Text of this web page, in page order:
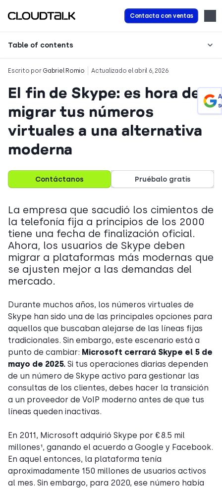
Contacta con ventas
Table of contents
Escrito por Gabriel Romio Actualizado el abril 6, 2026
El fin de Skype: es hora de
migrar tus números
virtuales a una alternativa
moderna
Contáctanos Pruébalo gratis
La empresa que sacudió los cimientos de
la telefonía fija a principios de los 2000
tiene una fecha de finalización oficial.
Ahora, los usuarios de Skype deben
migrar a plataformas más modernas que
se ajusten mejor a las demandas del
mercado.
Durante muchos años, los números virtuales de
Skype han sido una de las principales opciones para
aquellos que buscaban alejarse de las líneas fijas
tradicionales. Sin embargo, este escenario está a
punto de cambiar: Microsoft cerrará Skype el 5 de
mayo de 2025. Si tus operaciones diarias dependen
de un número de Skype activo para gestionar las
consultas de los clientes, debes hacer la transición
a un proveedor de VoIP moderno antes de que tus
líneas queden inactivas.
En 2011, Microsoft adquirió Skype por €8.5 mil
millones¹, ganando el acuerdo a Google y Facebook.
En aquel entonces, la plataforma tenía
aproximadamente 150 millones de usuarios activos
al mes. Sin embargo, para 2020, ese número había